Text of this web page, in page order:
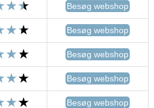
Besøg webshop
Besøg webshop
Besøg webshop
Besøg webshop
Besøg webshop